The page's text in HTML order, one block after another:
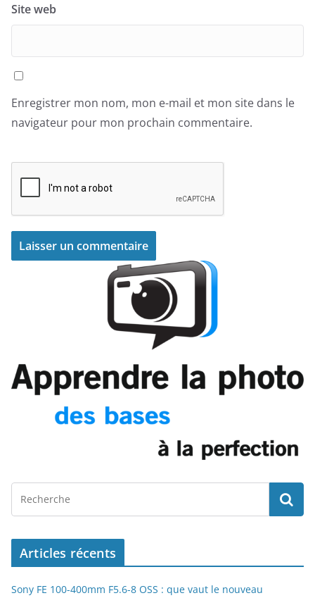
Site web
Enregistrer mon nom, mon e-mail et mon site dans le
navigateur pour mon prochain commentaire.
Articles récents
Sony FE 100-400mm F5.6-8 OSS : que vaut le nouveau